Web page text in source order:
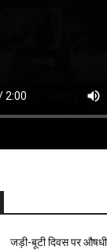
जड़ी-बूटी दिवस पर